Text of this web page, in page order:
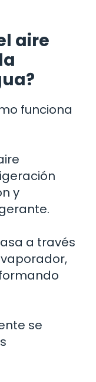
aire
funciona
y
a través
se